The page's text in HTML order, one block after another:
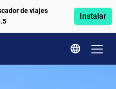
de viajes
Instalar